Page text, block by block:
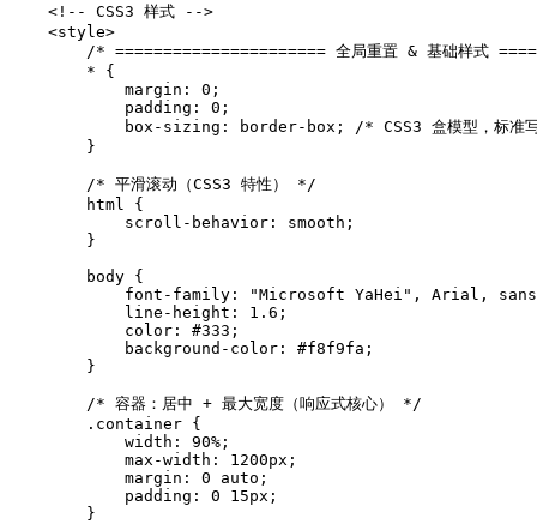
    <!-- CSS3 样式 -->
    <style>
/* ====================== 全局重置 & 基础样式
        * {
            margin: 0;
            padding: 0;
box-sizing: border-box; /* CSS3 盒模型，标准
        }
        /* 平滑滚动（CSS3 特性） */
        html {
            scroll-behavior: smooth;
        }
        body {
font-family: "Microsoft YaHei", Arial,
            line-height: 1.6;
            color: #333;
            background-color: #f8f9fa;
        }
        /* 容器：居中 + 最大宽度（响应式核心） */
        .container {
            width: 90%;
            max-width: 1200px;
            margin: 0 auto;
            padding: 0 15px;
        }